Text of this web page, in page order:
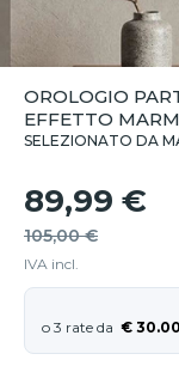
OROLOGIO
EFFETTO
SELEZIONATO DA
89,99 €
105,00 €
IVA incl.
€ 30.00